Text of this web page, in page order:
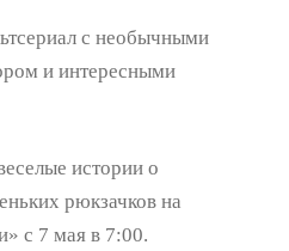
с необычными
и интересными
истории о
рюкзачков на
с 7 мая в 7:00.